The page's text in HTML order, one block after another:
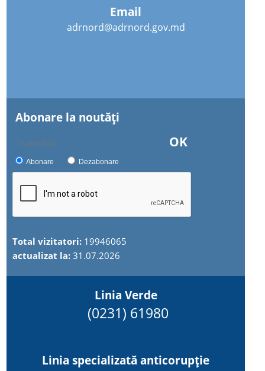
Email
adrnord@adrnord.gov.md
Abonare la noutăţi
OK
Abonare Dezabonare
Total vizitatori: 19946065
actualizat la:31.07.2026
Linia Verde
(0231) 61980
Linia specializată anticorupție